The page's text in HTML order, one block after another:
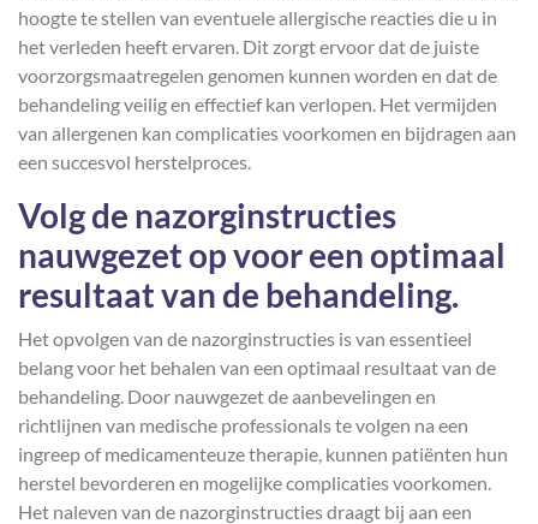
hoogte te stellen van eventuele allergische reacties die u in
het verleden heeft ervaren. Dit zorgt ervoor dat de juiste
voorzorgsmaatregelen genomen kunnen worden en dat de
behandeling veilig en effectief kan verlopen. Het vermijden
van allergenen kan complicaties voorkomen en bijdragen aan
een succesvol herstelproces.
Volg de nazorginstructies
nauwgezet op voor een optimaal
resultaat van de behandeling.
Het opvolgen van de nazorginstructies is van essentieel
belang voor het behalen van een optimaal resultaat van de
behandeling. Door nauwgezet de aanbevelingen en
richtlijnen van medische professionals te volgen na een
ingreep of medicamenteuze therapie, kunnen patiënten hun
herstel bevorderen en mogelijke complicaties voorkomen.
Het naleven van de nazorginstructies draagt bij aan een